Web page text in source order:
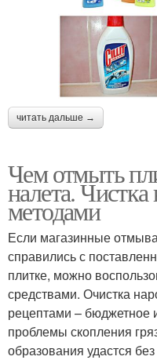
читать дальше →
Чем отмыть
налета.
методами
Если магазинные
справились с
плитке, можно
средствами. Очистка
рецептами –
проблемы скопления
образования удастся